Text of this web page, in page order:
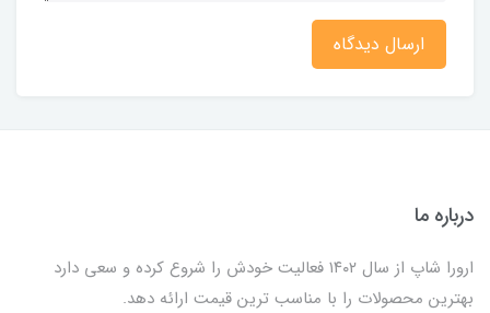
ارسال دیدگاه
درباره ما
ارورا شاپ از سال ۱۴۰۲ فعالیت خودش را شروع کرده و سعی دارد
بهترین محصولات را با مناسب ترین قیمت ارائه دهد.